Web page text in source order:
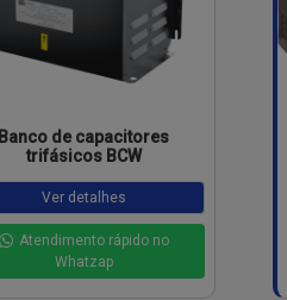
Banco de capacitores
trifásicos BCW
Ver detalhes
Atendimento rápido no
Whatzap